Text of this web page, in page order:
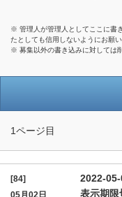
※ 管理人が管理人としてここに書
たとしても信用しないようにお願い
※ 募集以外の書き込みに対しては
1ページ目
[84]
05月02日
2022-
表示期限